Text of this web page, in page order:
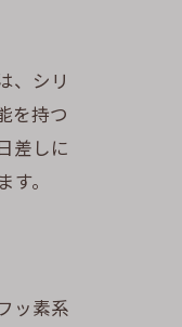
、シリ
を持つ
差しに
。
ッ素系